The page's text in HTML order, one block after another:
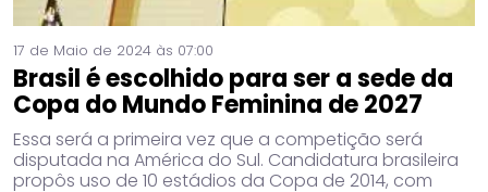
17 de Maio de 2024 às 07:00
Brasil é escolhido para ser a sede da
Copa do Mundo Feminina de 2027
Essa será a primeira vez que a competição será
disputada na América do Sul. Candidatura brasileira
propôs uso de 10 estádios da Copa de 2014, com